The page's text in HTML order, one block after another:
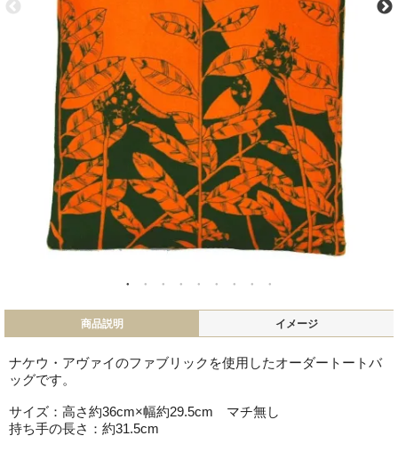
商品説明 イメージ
ナケウ・アヴァイのファブリックを使用したオーダートートバ
ッグです。
サイズ：高さ約36cm×幅約29.5cm マチ無し
持ち手の長さ：約31.5cm